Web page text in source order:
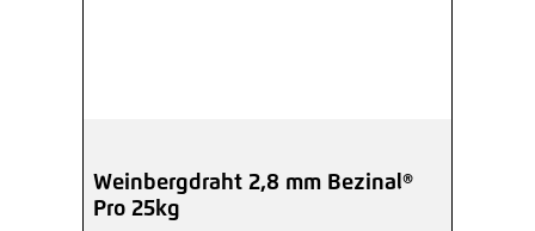
Weinbergdraht 2,8 mm Bezinal®
Pro 25kg